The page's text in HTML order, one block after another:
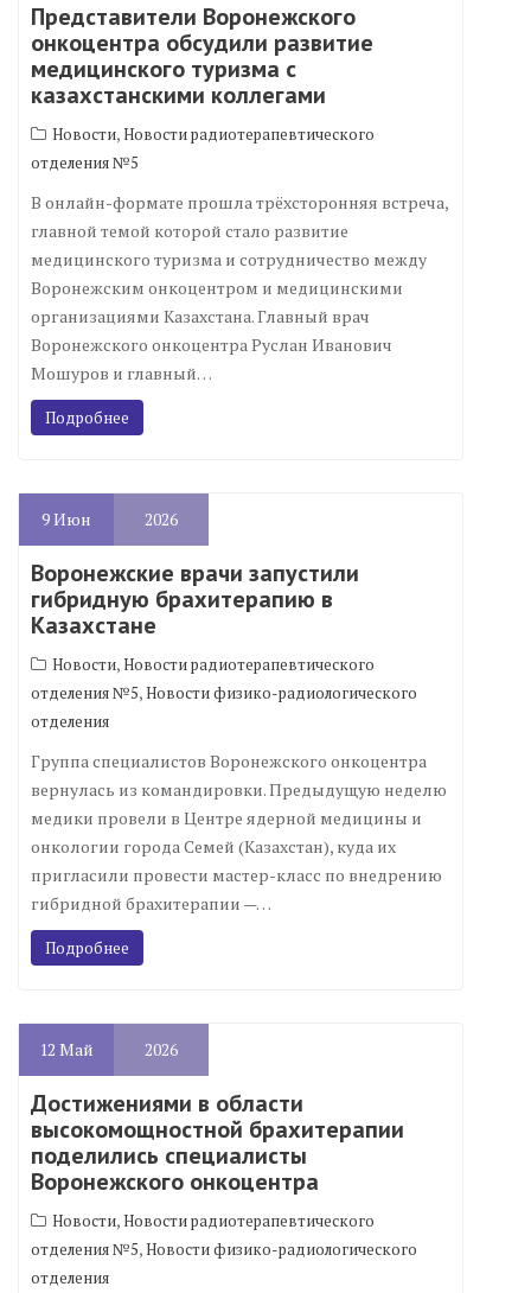
Представители Воронежского
онкоцентра обсудили развитие
медицинского туризма с
казахстанскими коллегами
Новости,Новости радиотерапевтического
отделения №5
В онлайн-формате прошла трёхсторонняя встреча,
главной темой которой стало развитие
медицинского туризма и сотрудничество между
Воронежским онкоцентром и медицинскими
организациями Казахстана. Главный врач
Воронежского онкоцентра Руслан Иванович
Мошуров и главный…
Подробнее
9Июн 2026
Воронежские врачи запустили
гибридную брахитерапию в
Казахстане
Новости,Новости радиотерапевтического
отделения №5,Новости физико-радиологического
отделения
Группа специалистов Воронежского онкоцентра
вернулась из командировки. Предыдущую неделю
медики провели в Центре ядерной медицины и
онкологии города Семей (Казахстан), куда их
пригласили провести мастер-класс по внедрению
гибридной брахитерапии —…
Подробнее
12 Май 2026
Достижениями в области
высокомощностной брахитерапии
поделились специалисты
Воронежского онкоцентра
Новости,Новости радиотерапевтического
отделения №5,Новости физико-радиологического
отделения